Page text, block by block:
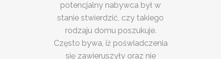
potencjalny nabywca był w
stanie stwierdzić, czy takiego
rodzaju domu poszukuje.
Często bywa, iż poświadczenia
się zawieruszyły oraz nie